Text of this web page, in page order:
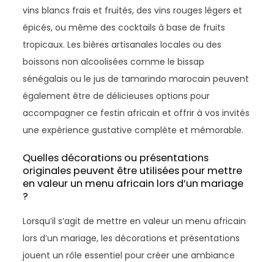
vins blancs frais et fruités, des vins rouges légers et
épicés, ou même des cocktails à base de fruits
tropicaux. Les bières artisanales locales ou des
boissons non alcoolisées comme le bissap
sénégalais ou le jus de tamarindo marocain peuvent
également être de délicieuses options pour
accompagner ce festin africain et offrir à vos invités
une expérience gustative complète et mémorable.
Quelles décorations ou présentations
originales peuvent être utilisées pour mettre
en valeur un menu africain lors d’un mariage
?
Lorsqu’il s’agit de mettre en valeur un menu africain
lors d’un mariage, les décorations et présentations
jouent un rôle essentiel pour créer une ambiance